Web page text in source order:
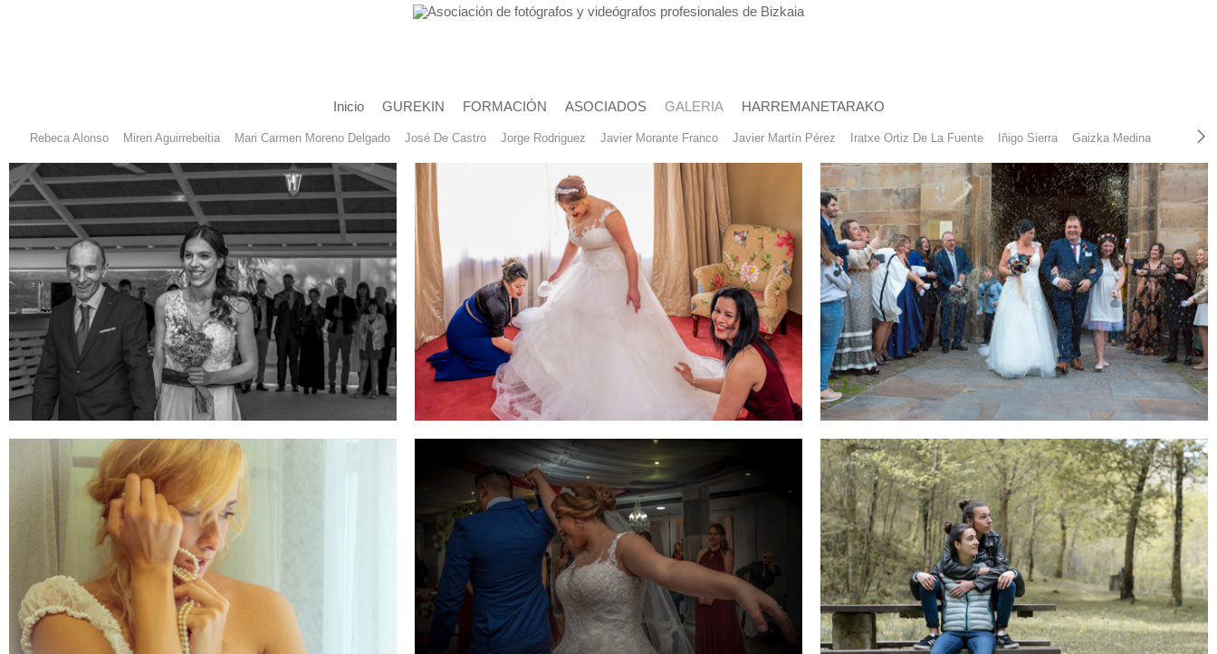
Inicio GUREKIN FORMACIÓN ASOCIADOS GALERIA HARREMANETARAKO
Rebeca Alonso Miren Aguirrebeitia Mari Carmen Moreno Delgado José De Castro Jorge Rodriguez Javier Morante Franco Javier Martín Pérez Iratxe Ortiz De La Fuente Iñigo Sierra Gaizka Medina Eugenio